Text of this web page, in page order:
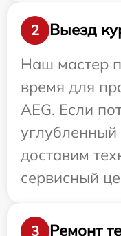
2
Выезд
Наш мастер
время для
AEG. Если
доставим
сервисный
3 Ремонт